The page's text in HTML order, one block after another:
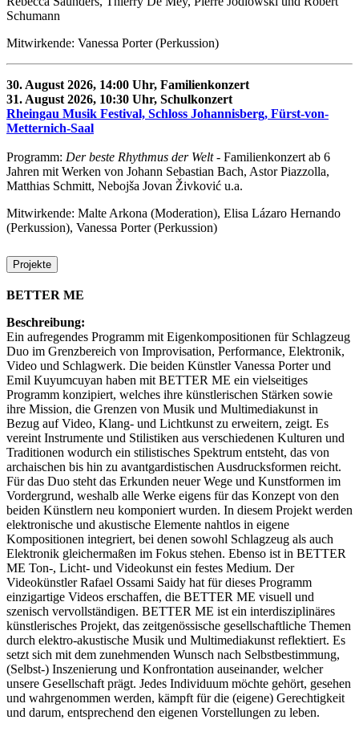
Schumann
Mitwirkende: Vanessa Porter (Perkussion)
30. August 2026, 14:00 Uhr, Familienkonzert
31. August 2026, 10:30 Uhr, Schulkonzert
Rheingau Musik Festival, Schloss Johannisberg, Fürst-von-
Metternich-Saal
Programm: Der beste Rhythmus der Welt- Familienkonzert ab 6
Jahren mit Werken von Johann Sebastian Bach, Astor Piazzolla,
Matthias Schmitt, Nebojša Jovan Živković u.a.
Mitwirkende: Malte Arkona (Moderation), Elisa Lázaro Hernando
(Perkussion), Vanessa Porter (Perkussion)
Projekte
BETTER ME
Beschreibung:
Ein aufregendes Programm mit Eigenkompositionen für Schlagzeug
Duo im Grenzbereich von Improvisation, Performance, Elektronik,
Video und Schlagwerk. Die beiden Künstler Vanessa Porter und
Emil Kuyumcuyan haben mit BETTER ME ein vielseitiges
Programm konzipiert, welches ihre künstlerischen Stärken sowie
ihre Mission, die Grenzen von Musik und Multimediakunst in
Bezug auf Video, Klang- und Lichtkunst zu erweitern, zeigt. Es
vereint Instrumente und Stilistiken aus verschiedenen Kulturen und
Traditionen wodurch ein stilistisches Spektrum entsteht, das von
archaischen bis hin zu avantgardistischen Ausdrucksformen reicht.
Für das Duo steht das Erkunden neuer Wege und Kunstformen im
Vordergrund, weshalb alle Werke eigens für das Konzept von den
beiden Künstlern neu komponiert wurden. In diesem Projekt werden
elektronische und akustische Elemente nahtlos in eigene
Kompositionen integriert, bei denen sowohl Schlagzeug als auch
Elektronik gleichermaßen im Fokus stehen. Ebenso ist in BETTER
ME Ton-, Licht- und Videokunst ein festes Medium. Der
Videokünstler Rafael Ossami Saidy hat für dieses Programm
einzigartige Videos erschaffen, die BETTER ME visuell und
szenisch vervollständigen. BETTER ME ist ein interdisziplinäres
künstlerisches Projekt, das zeitgenössische gesellschaftliche Themen
durch elektro-akustische Musik und Multimediakunst reflektiert. Es
setzt sich mit dem zunehmenden Wunsch nach Selbstbestimmung,
(Selbst-) Inszenierung und Konfrontation auseinander, welcher
unsere Gesellschaft prägt. Jedes Individuum möchte gehört, gesehen
und wahrgenommen werden, kämpft für die (eigene) Gerechtigkeit
und darum, entsprechend den eigenen Vorstellungen zu leben.